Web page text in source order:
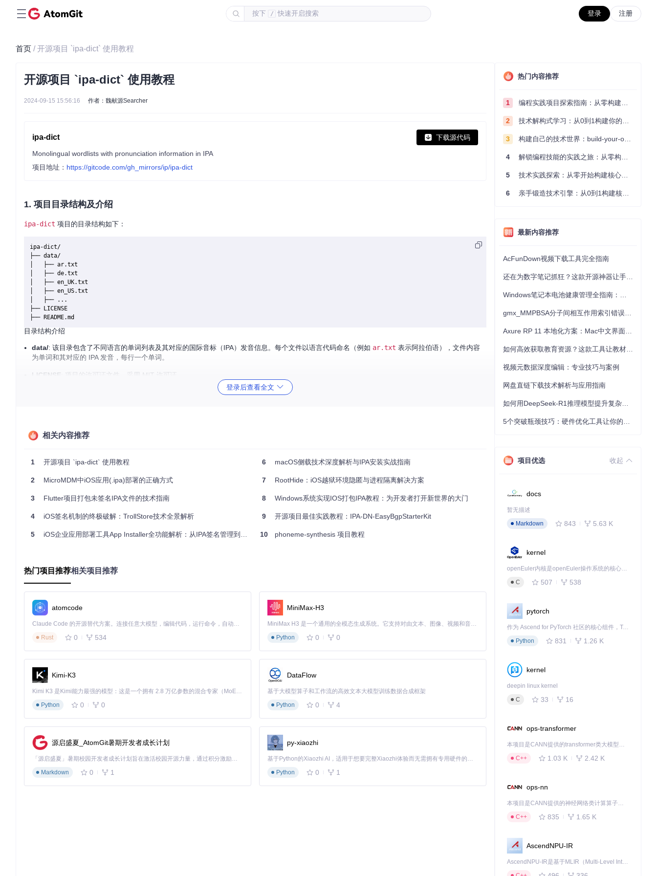
按下 / 快速开启搜索 登录 注册
首页 / 开源项目 `ipa-dict` 使用教程
开源项目 `ipa-dict` 使用教程
2024-09-15 15:56:16 作者：魏献源Searcher
ipa-dict 下载源代码
Monolingual wordlists with pronunciation information in IPA
项目地址： https://gitcode.com/gh_mirrors/ip/ipa-dict
1. 项目目录结构及介绍
ipa-dict 项目的目录结构如下：
ipa-dict/
├── data/
│   ├── ar.txt
│   ├── de.txt
│   ├── en_UK.txt
│   ├── en_US.txt
│   ├── ...
├── LICENSE
目录结构介绍
data/: 该目录包含了不同语言的单词列表及其对应的国际音标（IPA）发音信息。每个文件以语言代码命名（例如 ar.txt 表示阿拉伯语），文件内容
为单词和其对应的 IPA 发音，每行一个单词。
LICENSE : 项目的许可证文件，采用 MIT 许可证。
: 项目的说明文档，包含项目的背景、目标、使用方法等信息。
ipa-dict项目本身是一个数据集，没有传统的启动文件。项目的主要用途是提供不同语言的单词及其 IPA 发音信息，供其他应用程序或项目使用。
apple    /ˈæpl̩/
使用方法
开发者可以直接使用这些数据文件，将其导入到自己的应用程序中，用于查询单词的 IPA 发音。
ipa-dict项目是一个开源的单词及其 IPA 发音数据集，适用于需要查询单词发音的应用程序。项目结构简单，数据存储在data/目录下的文本文件中，
开发者可以直接使用这些文件来获取单词的 IPA 发音信息。
ipa-dict
项目地址：https://gitcode.com/gh_mirrors/ip/ipa-dict
登录后查看全文
相关内容推荐
1 开源项目 `ipa-dict` 使用教程
2 MicroMDM中iOS应用(.ipa)部署的正确方式
3 Flutter项目打包未签名IPA文件的技术指南
4 iOS签名机制的终极破解：TrollStore技术全景解析
5 iOS企业应用部署工具App Installer全功能解析：从IPA签名管理到大规模分发实践
6 macOS侧载技术深度解析与IPA安装实战指南
7 RootHide：iOS越狱环境隐匿与进程隔离解决方案
8 Windows系统实现IOS打包IPA教程：为开发者打开新世界的大门
9 开源项目最佳实践教程：IPA-DN-EasyBgpStarterKit
10 phoneme-synthesis 项目教程
热门项目推荐相关项目推荐
atomcode
Claude Code 的开源替代方案。连接任意大模型，编辑代码，运行命令，自动验证 — 全自动执行。用 Rust 构建，极致性能。 ｜ An open-source alternative to Claude Code. Connect any LLM, edit code, run commands, and verify changes — autonomously. Built in Rust for speed. Get Started
Rust
0 534
MiniMax-H3
MiniMax H3 是一个通用的全模态生成系统。它支持对由文本、图像、视频和音频组成的多模态上下文进行统一理解，并能生成分辨率高达 2K、时长可达 15 秒的带原生立体声音频的视频。得益于面向任务泛化的系统设计，H3 在预训练阶段就已具备广泛的多模态上下文理解与生成能力，能够出色地执行复杂的多模态指令。
Python
0 0
Kimi-K3
Kimi K3 是Kimi能力最强的模型：这是一个拥有 2.8 万亿参数的混合专家（MoE）模型，具备原生视觉理解能力，并支持 100 万 token 的上下文窗口。
Python
0 0
DataFlow
基于大模型算子和工作流的高效文本大模型训练数据合成框架
Python
0 4
源启盛夏_AtomGit暑期开发者成长计划
「源启盛夏」暑期校园开发者成长计划旨在激活校园开源力量，通过积分激励、认证扶持、资源倾斜等形式，引导高校组织和开发者完成「入驻 — 建项目 — 做贡献 — 获认证 — 得资源」的完整闭环。无论你是想带领社团入驻平台的组织者，还是希望用代码贡献证明自己的开发者，都能在这里找到属于你的成长路径。
Markdown
0 1
py-xiaozhi
基于Python的Xiaozhi AI，适用于想要完整Xiaozhi体验而无需拥有专用硬件的用户。
Python
0 1
热门内容推荐
1 编程实践项目探索指南：从零构建技术能力体系
2 技术解构式学习：从0到1构建你的编程知识体系
3 构建自己的技术世界：build-your-own-x项目的实践探索指南
4 解锁编程技能的实践之旅：从零构建你的技术世界
5 技术实践探索：从零开始构建核心系统的实践指南
6 亲手锻造技术引擎：从0到1构建核心系统的实践指南
最新内容推荐
AcFunDown视频下载工具完全指南
视频元数据深度编辑：专业技巧与案例
网盘直链下载技术解析与应用指南
项目优选 收起
docs
暂无描述
Markdown
843 5.63 K
kernel
openEuler内核是openEuler操作系统的核心，既是系统性能与稳定性的基石，也是连接处理器、设备与服务的桥梁。
C
507 538
pytorch
作为 Ascend for PyTorch 社区的核心组件，TorchNPU 是昇腾专为 PyTorch 打造的深度学习适配插件，使 PyTorch 框架能够直接调用昇腾 NPU，为开发者提供昇腾 AI 处理器的超强算力。
Python
831 1.26 K
kernel
deepin linux kernel
C
33 16
ops-transformer
本项目是CANN提供的transformer类大模型算子库，实现网络在NPU上加速计算。
C++
1.03 K 2.42 K
ops-nn
本项目是CANN提供的神经网络类计算算子库，实现网络在NPU上加速计算。
C++
835 1.65 K
AscendNPU-IR
AscendNPU-IR是基于MLIR（Multi-Level Intermediate Representation）构建的，面向昇腾亲和算子编译时使用的中间表示，提供昇腾完备表达能力，通过编译优化提升昇腾AI处理器计算效率，支持通过生态框架使能昇腾AI处理器与深度调优